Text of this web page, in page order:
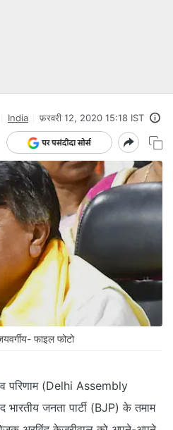
India फ़रवरी 12, 2020 15:18 IST
फाइल फोटो
परिणाम (Delhi Assembly
जनता पार्टी (BJP) के तमाम